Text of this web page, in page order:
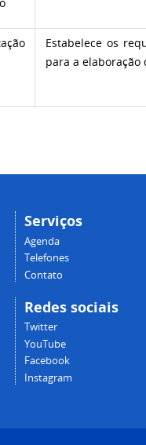
Estabelece os
para a elaboração
Serviços
Agenda
Telefones
Contato
Redes sociais
Twitter
YouTube
Facebook
Instagram